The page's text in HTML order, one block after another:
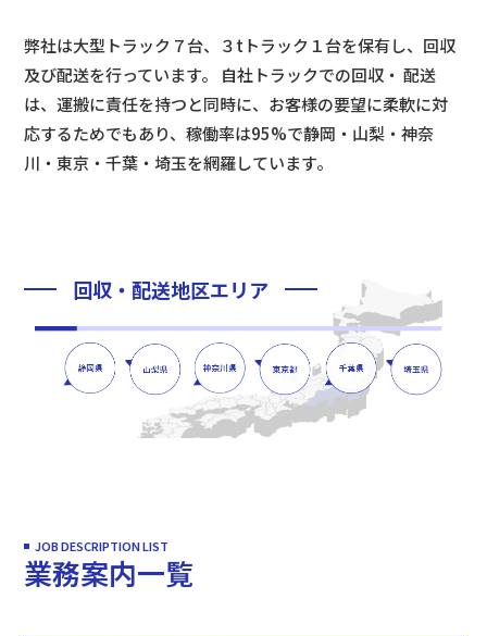
弊社は大型トラック７台、３tトラック１台を保有し、回収
及び配送を行っています。 自社トラックでの回収・ 配送
は、運搬に責任を持つと同時に、お客様の要望に柔軟に対
応するためでもあり、稼働率は95%で静岡・山梨・神奈
川・東京・千葉・埼玉を網羅しています。
回収・配送地区エリア
JOB DESCRIPTION LIST
業務案内一覧